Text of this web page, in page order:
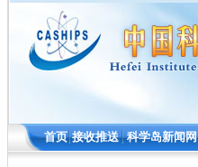
首页 接收推送 科学岛新闻网